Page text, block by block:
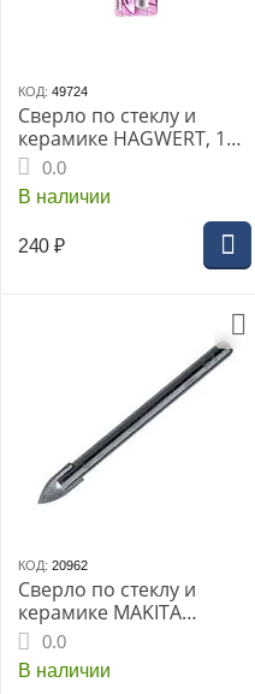
КОД: 49724
Сверло по стеклу и
керамике HAGWERT, 14
мм0.0
В наличии
240 ₽
КОД: 20962
Сверло по стеклу и
керамике MAKITA
5х65мм ц.хв конус (D-
25133)
0.0
В наличии